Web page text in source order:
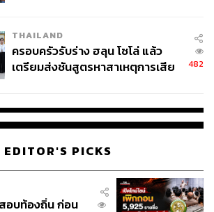
THAILAND
ครอบครัวรับร่าง ฮลุน โซโล่ แล้ว
เตรียมส่งชันสูตรหาสาเหตุการเสีย
482
EDITOR'S PICKS
อบท้องถิ่น ก่อน